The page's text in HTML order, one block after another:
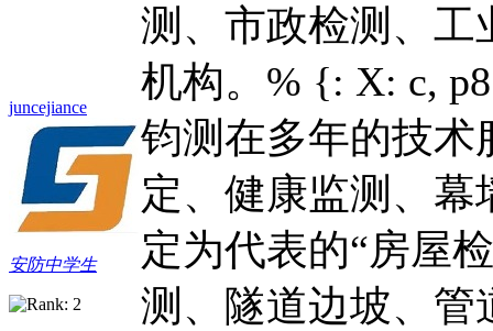
juncejiance
安防中学生
测、市政检测、工
机构。 % {: X: c,
钧测在多年的技术
定、健康监测、
定为代表的“房屋
测、隧道边坡、管